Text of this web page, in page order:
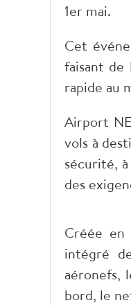
1er mai.
Cet
faisant de
rapide au
​Airport
vols à
sécurité,
des
​Créée en
intégré
aéronefs,
bord, le